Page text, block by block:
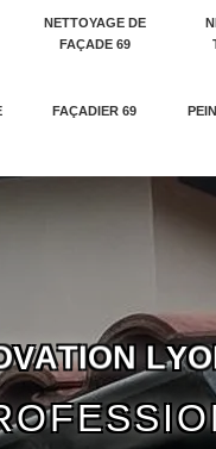
NETTOYAGE DE
FAÇADE 69
FAÇADIER 69
VATION LYO